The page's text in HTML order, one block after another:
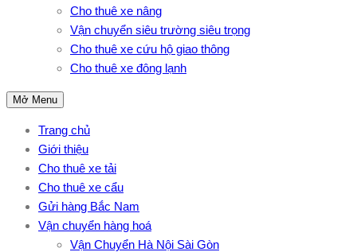
Cho thuê xe nâng
Vận chuyển siêu trường siêu trọng
Cho thuê xe cứu hộ giao thông
Cho thuê xe đông lạnh
Mở Menu
Trang chủ
Giới thiệu
Cho thuê xe tải
Cho thuê xe cẩu
Gửi hàng Bắc Nam
Vận chuyển hàng hoá
Vận Chuyển Hà Nội Sài Gòn